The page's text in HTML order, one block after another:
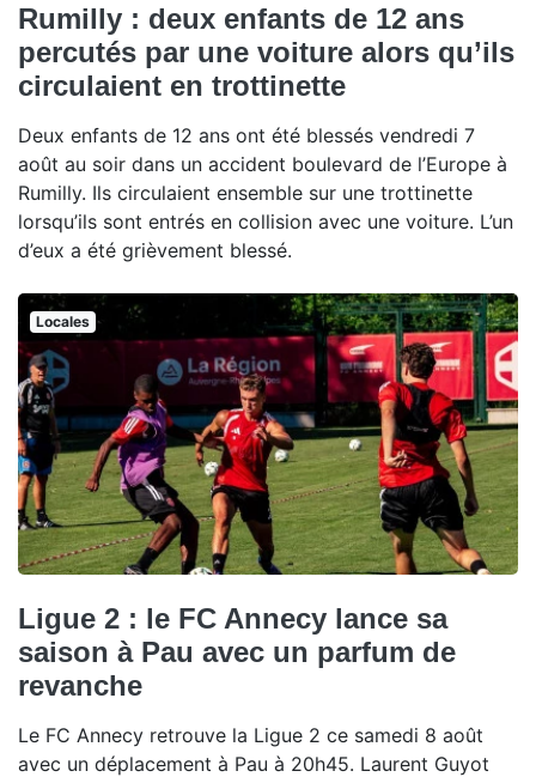
Rumilly : deux enfants de 12 ans
percutés par une voiture alors qu’ils
circulaient en trottinette
Deux enfants de 12 ans ont été blessés vendredi 7
août au soir dans un accident boulevard de l’Europe à
Rumilly. Ils circulaient ensemble sur une trottinette
lorsqu’ils sont entrés en collision avec une voiture. L’un
d’eux a été grièvement blessé.
Locales
Ligue 2 : le FC Annecy lance sa
saison à Pau avec un parfum de
revanche
Le FC Annecy retrouve la Ligue 2 ce samedi 8 août
avec un déplacement à Pau à 20h45. Laurent Guyot